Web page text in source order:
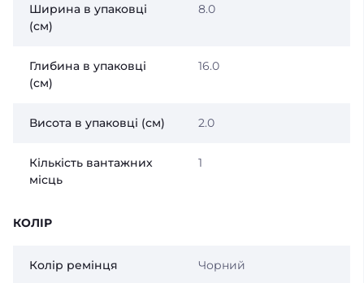
Ширина в упаковці
(см)
8.0
Глибина в упаковці
(см)
16.0
Висота в упаковці (см) 2.0
Кількість вантажних
місць
1
КОЛІР
Колір ремінця Чорний